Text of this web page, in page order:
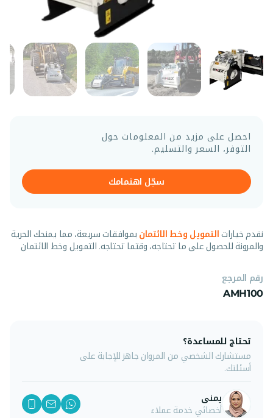
احصل على مزيد من المعلومات حول
التوفر، السعر والتسليم.
سجّل اهتمامك
نقدم خيارات التمويل وخط الائتمان بموافقات سريعة، مما يمنحك الحرية
والمرونة للحصول على ما تحتاجه، وقتما تحتاجه. التمويل وخط الائتمان
رقم المرجع
AMH100
تحتاج للمساعدة؟
مستشارك الشخصي من المروان جاهز للإجابة على
أسئلتك.
يمنى
أخصائي خدمة عملاء